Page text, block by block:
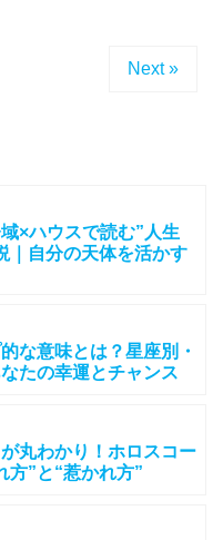
Next »
×ハウスで読む”人生
｜自分の天体を活かす
な意味とは？星座別・
たの幸運とチャンス
丸わかり！ホロスコー
方”と“惹かれ方”